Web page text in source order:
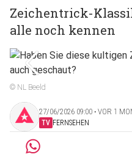
Zeichentrick-
alle noch kennen
© NL Beeld
27/06/2026 09:00 ‧ VOR 1
TV FERNSEHEN